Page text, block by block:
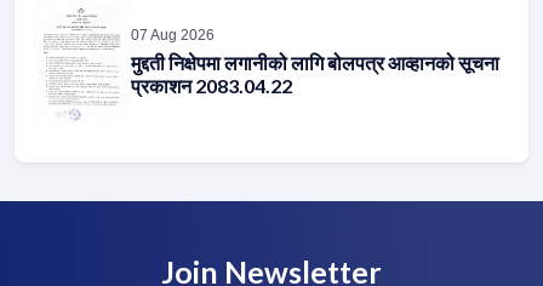
07 Aug 2026
मुद्दती निक्षेपमा लगानीको लागि बोलपत्र आव्हानको सूचना
प्रकाशन 2083.04.22
Join Newsletter